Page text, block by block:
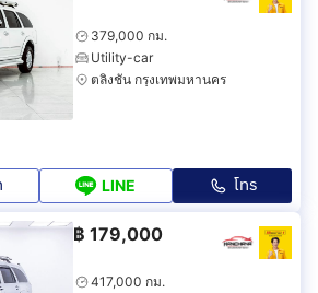
379,000 กม.
Utility-car
ตลิ่งชัน กรุงเทพมหานคร
LINE โทร
฿ 179,000
417,000 กม.